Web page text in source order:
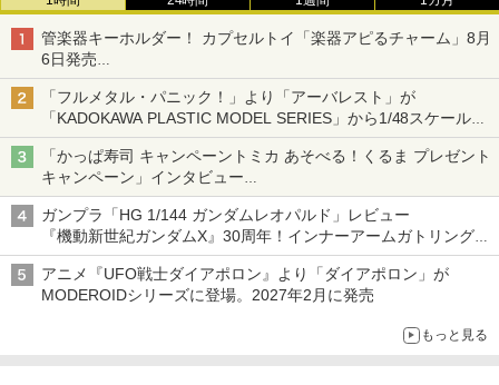
管楽器キーホルダー！ カプセルトイ「楽器アピるチャーム」8月
6日発売
チューバ、テナサクなど5種各3色
「フルメタル・パニック！」より「アーバレスト」が
「KADOKAWA PLASTIC MODEL SERIES」から1/48スケールで
登場！
「かっぱ寿司 キャンペーントミカ あそべる！くるま プレゼント
キャンペーン」インタビュー
子どもが楽しめるかっぱ寿司ならではの体験とコラボの楽しさを
追求
ガンプラ「HG 1/144 ガンダムレオパルド」レビュー
『機動新世紀ガンダムX』30周年！インナーアームガトリングの
変形機構まで再現し最新フォーマットでキット化！
アニメ『UFO戦士ダイアポロン』より「ダイアポロン」が
MODEROIDシリーズに登場。2027年2月に発売
もっと見る